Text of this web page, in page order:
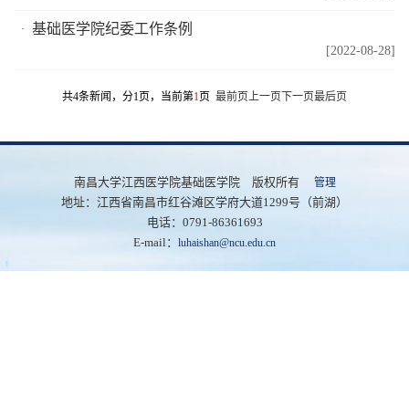
基础医学院纪委工作条例
[2022-08-28]
共4条新闻，分1页，当前第1页 最前页上一页 下一页最后页
南昌大学江西医学院基础医学院 版权所有 管理
地址：江西省南昌市红谷滩区学府大道1299号（前湖）
电话：0791-86361693
E-mail： luhaishan@ncu.edu.cn